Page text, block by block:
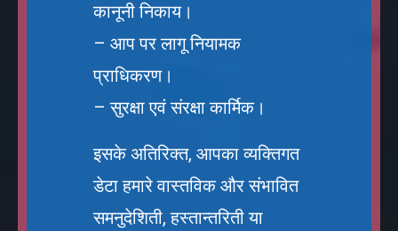
कानूनी निकाय।
– आप पर लागू नियामक
प्राधिकरण।
– सुरक्षा एवं संरक्षा कार्मिक।
इसके अतिरिक्त, आपका व्यक्तिगत
डेटा हमारे वास्तविक और संभावित
समनुदेशिती, हस्तान्तरिती या